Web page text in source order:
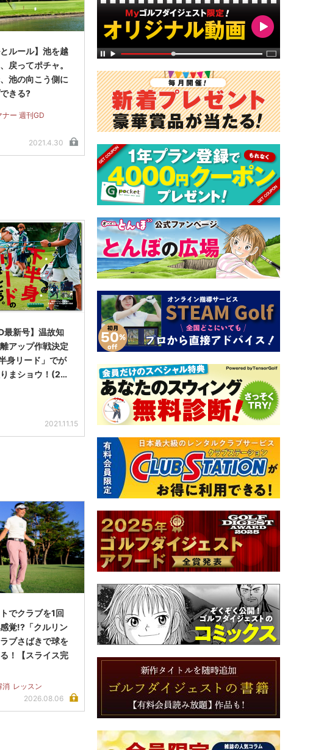
とルール】池を越
戻ってポチャ。
池の向こう側に
きる?
ナー 週刊GD
2021.4.30
最新号】温故知
アップ作戦決定
身リード」でが
まショウ！(20
2021.11.15
でクラブを1回
覚!?「クルリン
ブさばきで球を
！【スライス完
消 レッスン
2026.08.06